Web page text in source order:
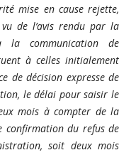
mise en cause rejette,
de l’avis rendu par la
la communication de
à celles initialement
de décision expresse de
le délai pour saisir le
mois à compter de la
confirmation du refus de
soit deux mois